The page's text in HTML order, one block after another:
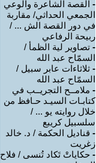
- القصة الشاعرة والوعي
الجمعي الحداثي/ مقاربة
في دور القصة الش ... /
ربيحة الرفاعي
- تصاوير لية الظمأ /
السمّاح عبد الله
- ثلاثاءات عابر سبيل /
السمّاح عبد الله
- ملامــح التجريــب في
كتابـات السيـد حـافظ من
خلال روايته يو ... /
سلسبيل كريبع
- قناديل الحكمة / د. خالد
زغريت
- حكاياتْ تَكاد تُنسى / فلاح